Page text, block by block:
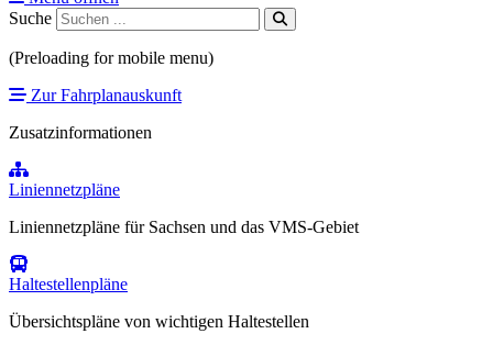
Suche
(Preloading for mobile menu)
Zur Fahrplanauskunft
Zusatzinformationen
Liniennetzpläne
Liniennetzpläne für Sachsen und das VMS-Gebiet
Haltestellenpläne
Übersichtspläne von wichtigen Haltestellen